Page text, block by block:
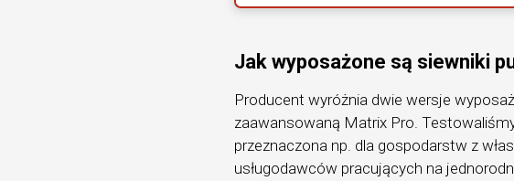
Jak wyposażone są siewniki
Producent wyróżnia dwie wersje
zaawansowaną Matrix Pro.
przeznaczona np. dla gospodarstw z
usługodawców pracujących na